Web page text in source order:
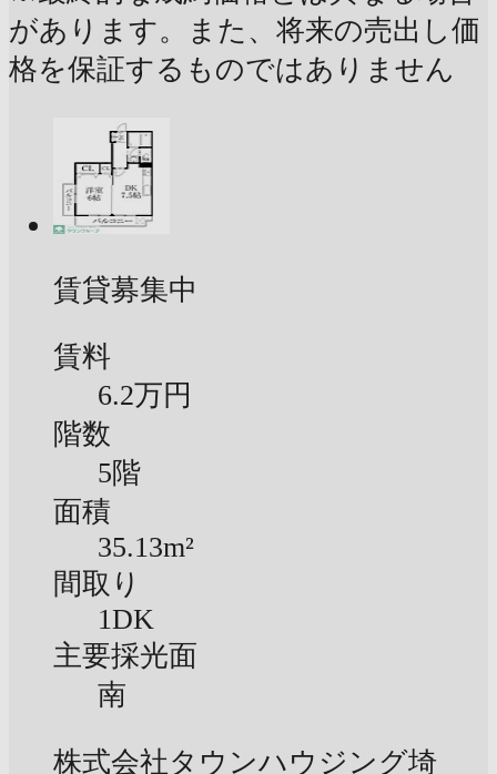
があります。また、将来の売出し価
格を保証するものではありません
賃貸募集中
賃料
6.2万円
階数
5階
面積
35.13m²
間取り
1DK
主要採光面
南
株式会社タウンハウジング埼